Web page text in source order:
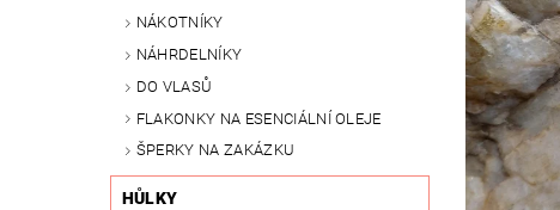
NÁKOTNÍKY
NÁHRDELNÍKY
DO VLASŮ
FLAKONKY NA ESENCIÁLNÍ OLEJE
ŠPERKY NA ZAKÁZKU
HŮLKY